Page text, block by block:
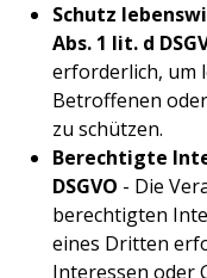
Schutz
Abs. 1 lit. d
erforderlich, um
Betroffenen
zu schützen.
Berechtigte
DSGVO - Die
berechtigten
eines Dritten
Interessen oder